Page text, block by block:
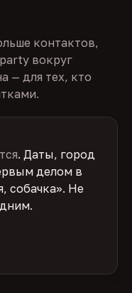
контактов,
вокруг
— для тех, кто
. Даты, город
делом в
собачка». Не